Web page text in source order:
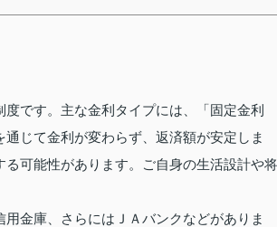
です。主な金利タイプには、「固定金利
じて金利が変わらず、返済額が安定しま
可能性があります。ご自身の生活設計や将
金庫、さらにはＪＡバンクなどがありま